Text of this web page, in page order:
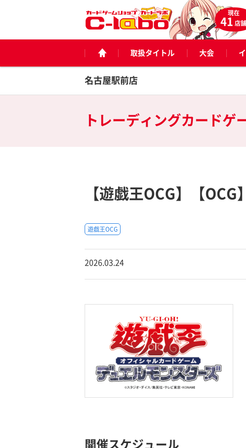
現在
41店舗
取扱タイトル 大会
名古屋駅前店
トレーディングカードゲ
【遊戯王OCG】【
遊戯王OCG
2026.03.24
開催スケジュール